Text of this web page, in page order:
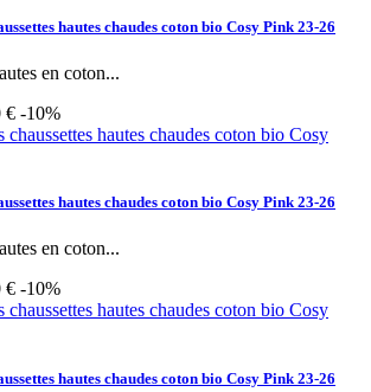
hautes chaudes coton bio Cosy Pink 23-26
en coton...
€ -10%
hautes chaudes coton bio Cosy Pink 23-26
en coton...
€ -10%
hautes chaudes coton bio Cosy Pink 23-26